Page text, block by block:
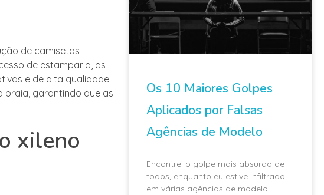
de camisetas
de estamparia, as
e de alta qualidade.
praia, garantindo que as
xileno
Os 10 Maiores Golpes
Aplicados por Falsas
Agências de Modelo
Encontrei o golpe mais absurdo de
todos, enquanto eu estive infiltrado
em várias agências de modelo